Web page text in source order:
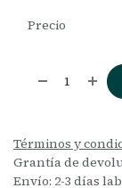
Precio
Términos y
Grantía de
Envío: 2-3 días